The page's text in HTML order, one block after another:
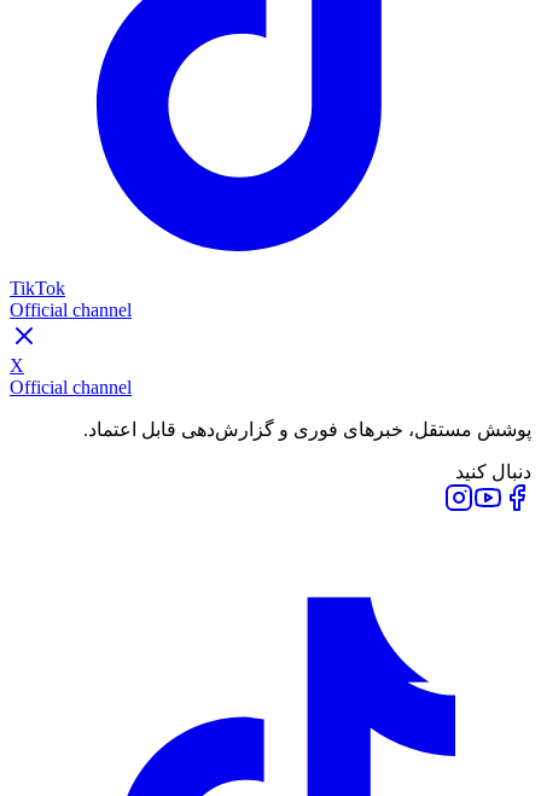
TikTok
Official channel
X
Official channel
پوشش مستقل، خبرهای فوری و گزارش‌دهی قابل اعتماد.
دنبال کنید